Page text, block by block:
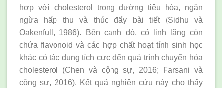
hợp với cholesterol trong đường tiêu hóa, ngăn
ngừa hấp thu và thúc đẩy bài tiết (Sidhu và
Oakenfull, 1986). Bên cạnh đó, cỏ linh lăng còn
chứa flavonoid và các hợp chất hoạt tính sinh học
khác có tác dụng tích cực đến quá trình chuyển hóa
cholesterol (Chen và cộng sự, 2016; Farsani và
cộng sự, 2016). Kết quả nghiên cứu này cho thấy